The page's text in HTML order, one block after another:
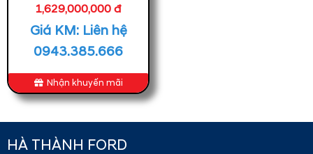
(Máy Xăng)
1,629,000,000 đ
Giá KM: Liên hệ
0943.385.666
Nhận khuyến mãi
HÀ THÀNH FORD